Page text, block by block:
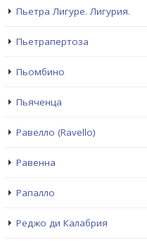
Пьетра Лигуре. Лигурия.
Пьетрапертоза
Пьомбино
Пьяченца
Равелло (Ravello)
Равенна
Рапалло
Реджо ди Калабрия